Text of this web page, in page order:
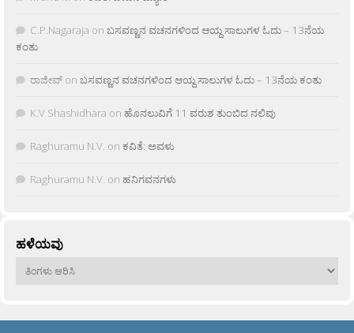
C.P.Nagaraja on ಬಸವಣ್ಣನ ವಚನಗಳಿಂದ ಆಯ್ದ ಸಾಲುಗಳ ಓದು – 13ನೆಯ
ಕಂತು
ರಾಜೀವ್ on ಬಸವಣ್ಣನ ವಚನಗಳಿಂದ ಆಯ್ದ ಸಾಲುಗಳ ಓದು – 13ನೆಯ ಕಂತು
K.V Shashidhara on ಹೊನಲುವಿಗೆ 11 ವರುಶ ತುಂಬಿದ ನಲಿವು
Raghuramu N.V. on ಕವಿತೆ: ಅವಳು
Raghuramu N.V. on ಹನಿಗವನಗಳು
ಹಳೆಯವು
ಹಳೆಯವು